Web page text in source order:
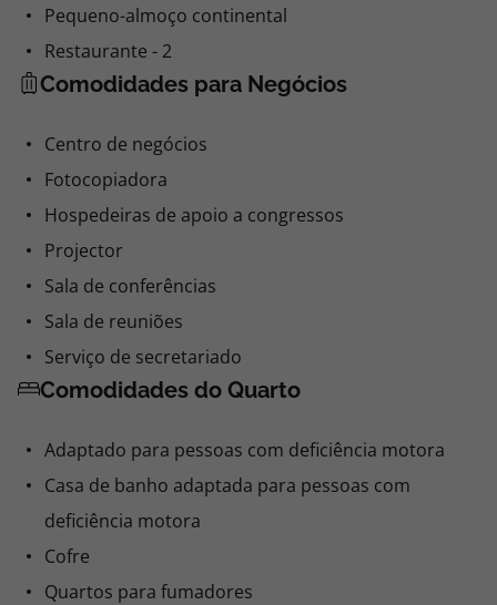
Pequeno-almoço continental
Restaurante - 2
Comodidades para Negócios
Centro de negócios
Fotocopiadora
Hospedeiras de apoio a congressos
Projector
Sala de conferências
Sala de reuniões
Serviço de secretariado
Comodidades do Quarto
Adaptado para pessoas com deficiência motora
Casa de banho adaptada para pessoas com
deficiência motora
Cofre
Quartos para fumadores